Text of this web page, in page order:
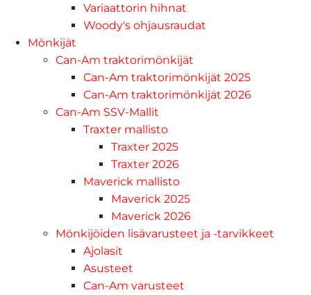
Variaattorin hihnat
Woody's ohjausraudat
Mönkijät
Can-Am traktorimönkijät
Can-Am traktorimönkijät 2025
Can-Am traktorimönkijät 2026
Can-Am SSV-Mallit
Traxter mallisto
Traxter 2025
Traxter 2026
Maverick mallisto
Maverick 2025
Maverick 2026
Mönkijöiden lisävarusteet ja -tarvikkeet
Ajolasit
Asusteet
Can-Am varusteet